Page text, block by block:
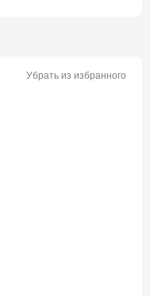
Убрать из избранного